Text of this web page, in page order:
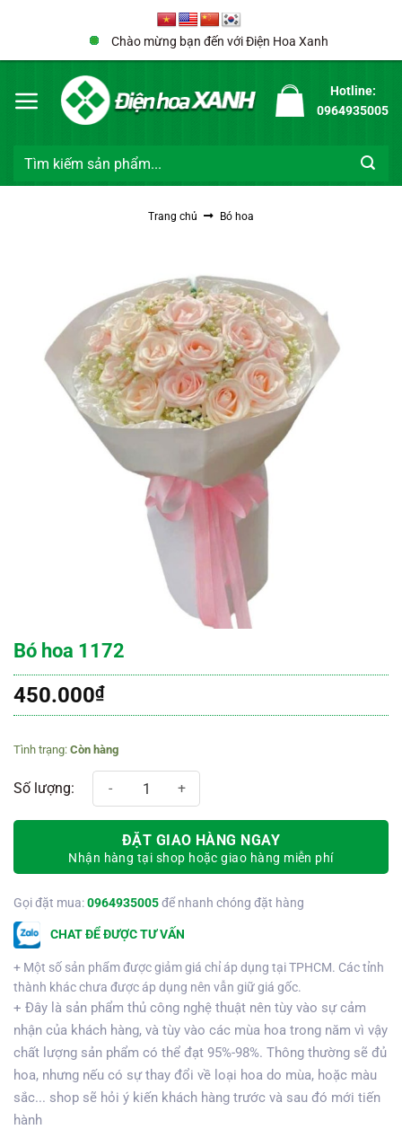
Chào mừng bạn đến với Điện Hoa Xanh
Hotline:
0964935005
Tìm
Trang chủ Bó hoa
Bó hoa 1172
450.000₫
Còn hàng
Bó hoa 1172 số lượng
ĐẶT GIAO HÀNG NGAY
Nhận hàng tại shop hoặc giao hàng miễn phí
Gọi đặt mua:0964935005để nhanh chóng đặt hàng
CHAT ĐỂ ĐƯỢC TƯ VẤN
+ Một số sản phẩm được giảm giá chỉ áp dụng tại TPHCM. Các tỉnh
thành khác chưa được áp dụng nên vẫn giữ giá gốc.
+ Đây là sản phẩm thủ công nghệ thuật nên tùy vào sự cảm
nhận của khách hàng, và tùy vào các mùa hoa trong năm vì vậy
chất lượng sản phẩm có thể đạt 95%-98%. Thông thường sẽ đủ
hoa, nhưng nếu có sự thay đổi về loại hoa do mùa, hoặc màu
sắc... shop sẽ hỏi ý kiến khách hàng trước và sau đó mới tiến
hành